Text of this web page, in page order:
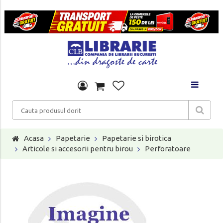
Acasa Papetarie
Papetarie si birotica
Articole si accesorii pentru birou
Perforatoare